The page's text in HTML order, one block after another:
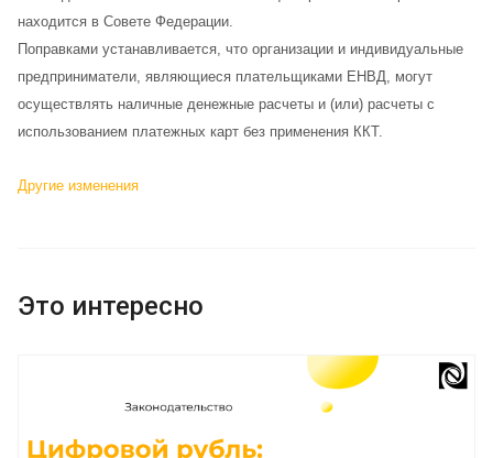
находится в Совете Федерации.
Поправками устанавливается, что организации и индивидуальные
предприниматели, являющиеся плательщиками ЕНВД, могут
осуществлять наличные денежные расчеты и (или) расчеты с
использованием платежных карт без применения ККТ.
Другие изменения
Это интересно